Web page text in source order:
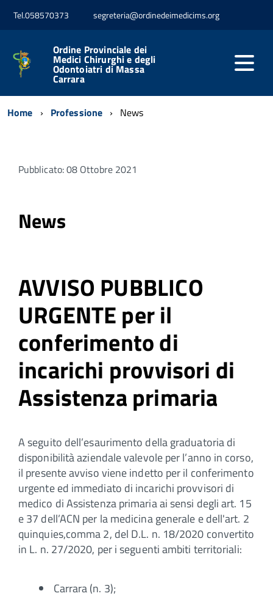
Tel.058570373 segreteria@ordinedeimedicims.org
Ordine Provinciale dei
Medici Chirurghi e degli
Odontoiatri di Massa
Carrara
Home Professione News
Pubblicato: 08 Ottobre 2021
News
AVVISO PUBBLICO
URGENTE per il
conferimento di
incarichi provvisori di
Assistenza primaria
A seguito dell’esaurimento della graduatoria di
disponibilità aziendale valevole per l’anno in corso,
il presente avviso viene indetto per il conferimento
urgente ed immediato di incarichi provvisori di
medico di Assistenza primaria ai sensi degli art. 15
e 37 dell’ACN per la medicina generale e dell'art. 2
quinquies,comma 2, del D.L. n. 18/2020 convertito
in L. n. 27/2020, per i seguenti ambiti territoriali:
Carrara (n. 3);